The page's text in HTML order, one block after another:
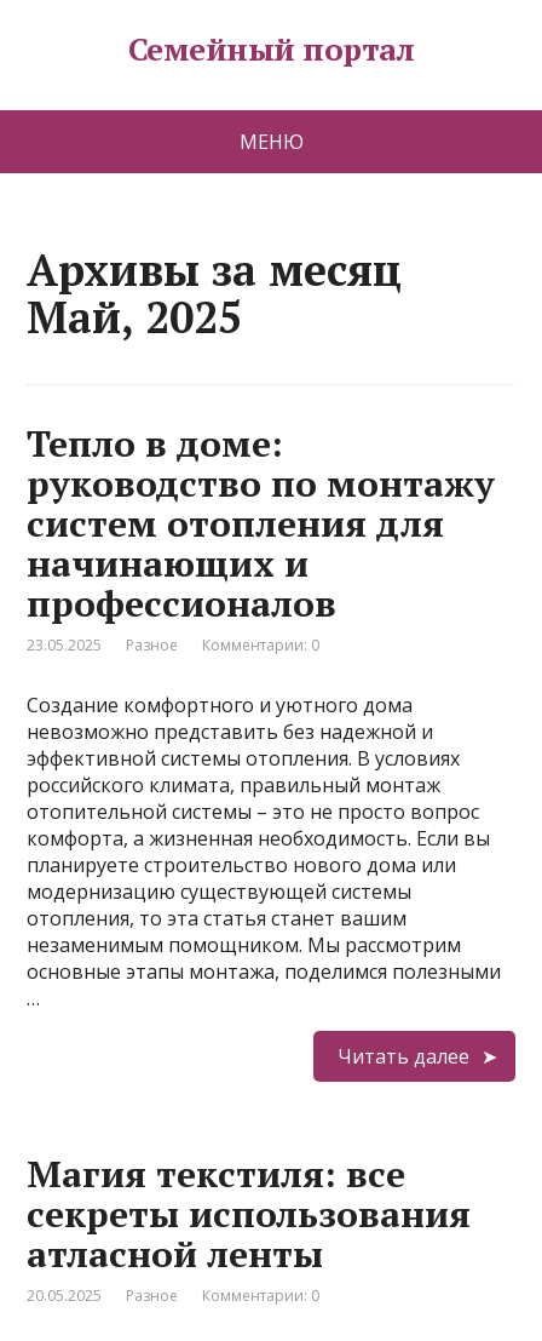
Семейный портал
МЕНЮ
Архивы за месяц
Май, 2025
Тепло в доме:
руководство по монтажу
систем отопления для
начинающих и
профессионалов
23.05.2025 Разное Комментарии: 0
Создание комфортного и уютного дома
невозможно представить без надежной и
эффективной системы отопления. В условиях
российского климата, правильный монтаж
отопительной системы – это не просто вопрос
комфорта, а жизненная необходимость. Если вы
планируете строительство нового дома или
модернизацию существующей системы
отопления, то эта статья станет вашим
незаменимым помощником. Мы рассмотрим
основные этапы монтажа, поделимся полезными
…
Читать далее
Магия текстиля: все
секреты использования
атласной ленты
20.05.2025 Разное Комментарии: 0